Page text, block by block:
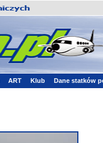
ART Klub Dane statków